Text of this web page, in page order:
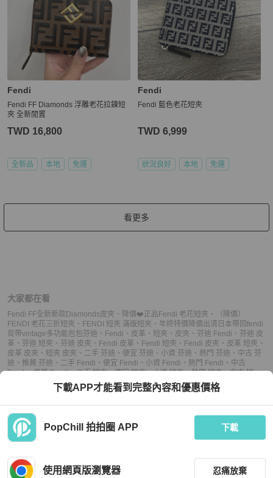
Fendi
Fendi FF Diamonds 浮雕老花拉鍊短
夾 全新閒置
TWD 16,800
全新品 本地 免運
Fendi
Fendi 藍色老花短夾
TWD 6,999
狀況良好 本地 免運
看更多
大家都在看
Fendi FF全新新款Diamonds皮夾 、 降價❤️正品Fendi 老花短夾 、
（降價）
FENDI 老花三折短夾 、 FENDI 短夾 滿版短夾 、 年終特價降價出清日本帶回fendi
背帶vintage多功能包包 芬迪 、 Fendi 、 皮革 、 短夾 、 皮夾 、 芬迪 Fendi 、 芬迪 皮
革 、 芬迪 短夾 、 芬迪 皮夾 、 Fendi 皮革 、 Fendi 短夾 、 Fendi 皮夾 、 皮革 短夾 、
皮革 皮夾 、 短夾 皮夾 、 二手 芬迪 、 便宜 芬迪 、 小資 芬迪 、 熱門 芬迪 、 中古 芬
迪 、 推薦 芬迪 、 二手 Fendi 、 便宜 Fendi 、 小資 Fendi 、 熱門 Fendi 、 中古
Fendi、推薦 Fendi、二手 短夾、便宜 短夾、小資 短夾、熱門 短夾、中古 短
、二手 皮夾、 便宜 皮夾、小資 皮夾、熱門 皮夾、中古 皮夾
下載APP才能看到完整內容和優惠價格
PopChill 拍拍圈 APP 下載
使用網頁版瀏覽器 忍痛放棄